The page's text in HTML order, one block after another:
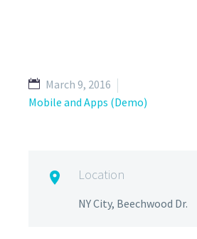
March 9, 2016
Mobile and Apps (Demo)
 Location
NY City, Beechwood Dr.